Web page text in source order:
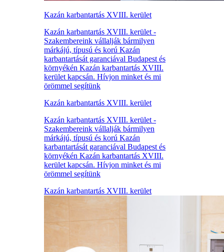
Kazán karbantartás XVIII. kerület
Kazán karbantartás XVIII. kerület -
Szakembereink vállalják bármilyen
márkájú, típusú és korú Kazán
karbantartását garanciával Budapest és
környékén Kazán karbantartás XVIII.
kerület kapcsán. Hívjon minket és mi
örömmel segítünk
Kazán karbantartás XVIII. kerület
Kazán karbantartás XVIII. kerület -
Szakembereink vállalják bármilyen
márkájú, típusú és korú Kazán
karbantartását garanciával Budapest és
környékén Kazán karbantartás XVIII.
kerület kapcsán. Hívjon minket és mi
örömmel segítünk
Kazán karbantartás XVIII. kerület